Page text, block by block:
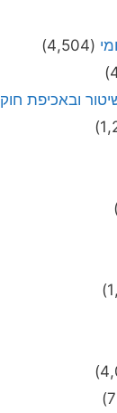
(4,504)
ובאכיפת חוק